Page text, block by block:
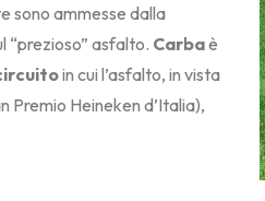
sono ammesse dalla
“prezioso” asfalto. Carbaè
in cui l’asfalto, in vista
Premio Heineken d’Italia),